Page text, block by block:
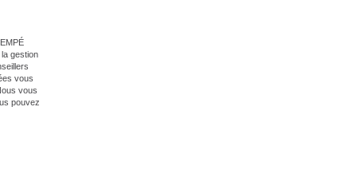
gestion
vous
vous
pouvez